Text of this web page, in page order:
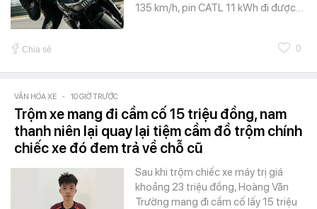
135 km/h, pin CATL 11 kWh đi được…
Chia sẻ 0
VĂN HÓA XE - 10 GIỜ TRƯỚC
Trộm xe mang đi cầm cố 15 triệu đồng, nam
thanh niên lại quay lại tiệm cầm đồ trộm chính
chiếc xe đó đem trả về chỗ cũ
Sau khi trộm chiếc xe máy trị giá
khoảng 23 triệu đồng, Hoàng Văn
Trường mang đi cầm cố lấy 15 triệu